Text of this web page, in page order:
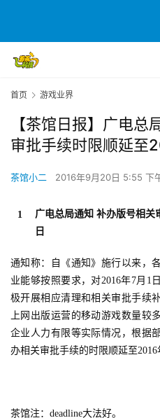
首页 游戏业界
【茶馆日报】广电总
审批手续时限顺延至
茶馆小二 2016年9月20日 5:55 下
1
广电总局通知 补办版号相关
日
通知称：自《通知》施行以来，
业能够按照要求，对2016年7月1
极开展相应清理和相关审批手续
上网出版运营的移动游戏数量较
企业人力有限等实际情况，根据
办相关审批手续的时限顺延至2016
茶馆注：deadline大法好。